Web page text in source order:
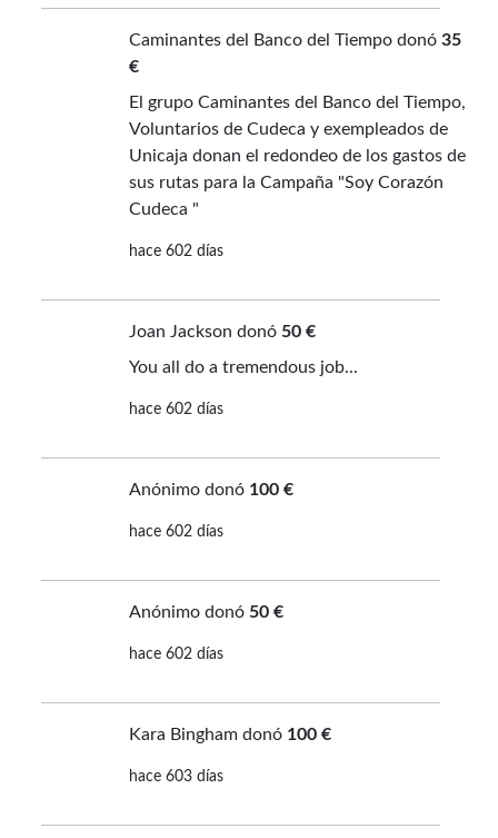
Caminantes del Banco del Tiempo donó 35
€
El grupo Caminantes del Banco del Tiempo,
Voluntarios de Cudeca y exempleados de
Unicaja donan el redondeo de los gastos de
sus rutas para la Campaña "Soy Corazón
Cudeca "
hace 602 días
Joan Jackson donó 50 €
You all do a tremendous job...
hace 602 días
Anónimo donó 100 €
hace 602 días
Anónimo donó 50 €
hace 602 días
Kara Bingham donó 100 €
hace 603 días